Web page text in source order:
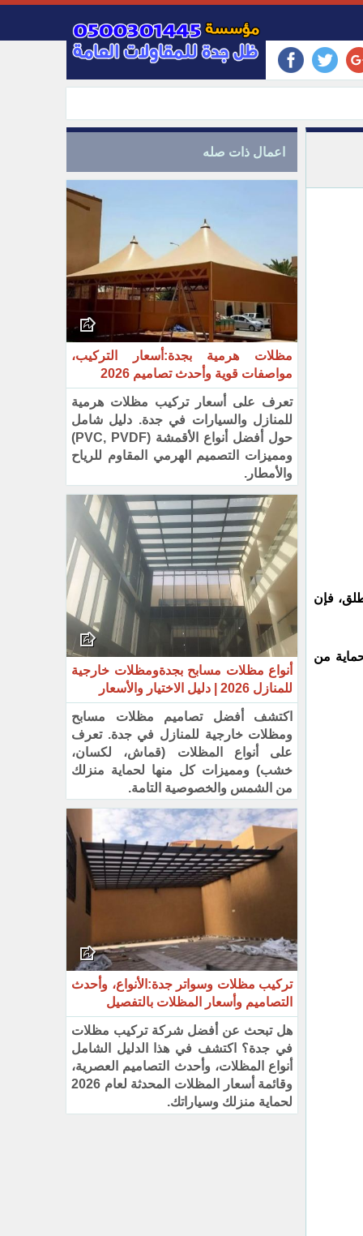
فإن
من
اعمال ذات صله
مظلات هرمية بجدة:أسعار التركيب،
مواصفات قوية وأحدث تصاميم 2026
تعرف على أسعار تركيب مظلات هرمية
للمنازل والسيارات في جدة. دليل شامل
حول أفضل أنواع الأقمشة (PVC, PVDF)
ومميزات التصميم الهرمي المقاوم للرياح
والأمطار.
أنواع مظلات مسابح بجدةومظلات خارجية
للمنازل 2026 | دليل الاختيار والأسعار
اكتشف أفضل تصاميم مظلات مسابح
ومظلات خارجية للمنازل في جدة. تعرف
على أنواع المظلات (قماش، لكسان،
خشب) ومميزات كل منها لحماية منزلك
من الشمس والخصوصية التامة.
تركيب مظلات وسواتر جدة:الأنواع، وأحدث
التصاميم وأسعار المظلات بالتفصيل
هل تبحث عن أفضل شركة تركيب مظلات
في جدة؟ اكتشف في هذا الدليل الشامل
أنواع المظلات، وأحدث التصاميم العصرية،
وقائمة أسعار المظلات المحدثة لعام 2026
لحماية منزلك وسياراتك.